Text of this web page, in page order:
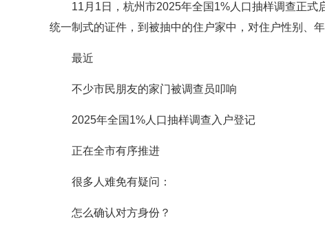
11月1日，杭州市2025年全国1%人口抽样调查正
统一制式的证件，到被抽中的住户家中，对住户性别、
最近
不少市民朋友的家门被调查员叩响
2025年全国1%人口抽样调查入户登记
正在全市有序推进
很多人难免有疑问：
怎么确认对方身份？